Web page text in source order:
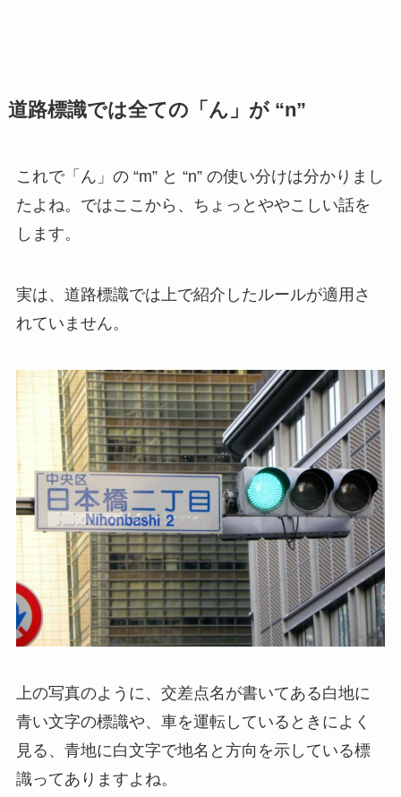
道路標識では全ての「ん」が “n”
これで「ん」の “m” と “n” の使い分けは分かりまし
たよね。ではここから、ちょっとややこしい話を
します。
実は、道路標識では上で紹介したルールが適用さ
れていません。
上の写真のように、交差点名が書いてある白地に
青い文字の標識や、車を運転しているときによく
見る、青地に白文字で地名と方向を示している標
識ってありますよね。